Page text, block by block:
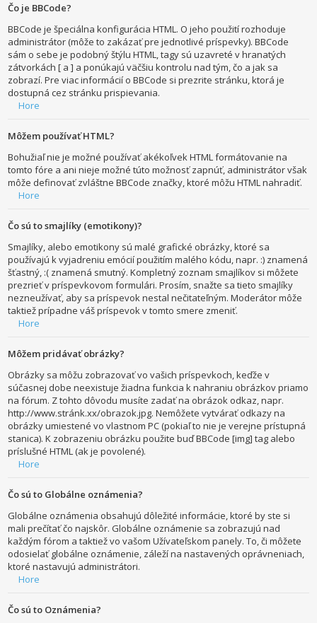
Čo je BBCode?
BBCode je špeciálna konfigurácia HTML. O jeho použití rozhoduje
administrátor (môže to zakázať pre jednotlivé príspevky). BBCode
sám o sebe je podobný štýlu HTML, tagy sú uzavreté v hranatých
zátvorkách [ a ] a ponúkajú väčšiu kontrolu nad tým, čo a jak sa
zobrazí. Pre viac informácií o BBCode si prezrite stránku, ktorá je
dostupná cez stránku prispievania.
Hore
Môžem používať HTML?
Bohužiaľ nie je možné používať akékoľvek HTML formátovanie na
tomto fóre a ani nieje možné túto možnosť zapnúť, administrátor však
môže definovať zvláštne BBCode značky, ktoré môžu HTML nahradiť.
Hore
Čo sú to smajlíky (emotikony)?
Smajlíky, alebo emotikony sú malé grafické obrázky, ktoré sa
používajú k vyjadreniu emócií použitím malého kódu, napr. :) znamená
šťastný, :( znamená smutný. Kompletný zoznam smajlíkov si môžete
prezrieť v príspevkovom formulári. Prosím, snažte sa tieto smajlíky
nezneužívať, aby sa príspevok nestal nečitateľným. Moderátor môže
taktiež prípadne váš príspevok v tomto smere zmeniť.
Hore
Môžem pridávať obrázky?
Obrázky sa môžu zobrazovať vo vašich príspevkoch, keďže v
súčasnej dobe neexistuje žiadna funkcia k nahraniu obrázkov priamo
na fórum. Z tohto dôvodu musíte zadať na obrázok odkaz, napr.
http://www.stránk.xx/obrazok.jpg. Nemôžete vytvárať odkazy na
obrázky umiestené vo vlastnom PC (pokiaľ to nie je verejne prístupná
stanica). K zobrazeniu obrázku použite buď BBCode [img] tag alebo
príslušné HTML (ak je povolené).
Hore
Čo sú to Globálne oznámenia?
Globálne oznámenia obsahujú dôležité informácie, ktoré by ste si
mali prečítať čo najskôr. Globálne oznámenie sa zobrazujú nad
každým fórom a taktiež vo vašom Užívateľskom panely. To, či môžete
odosielať globálne oznámenie, záleží na nastavených oprávneniach,
ktoré nastavujú administrátori.
Hore
Čo sú to Oznámenia?